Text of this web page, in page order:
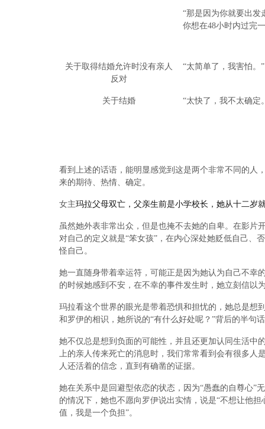
“那是因为你就要出发
你想在48小时内过完
关于取得结婚允许时没有亲人
反对
“太简单了，我害怕。”
关于结婚 “太快了，我不太确定
看到上述的话语，能明显感觉到这是两个非常不同的人
来的期待、热情、确定。
女主玛拉父母双亡，父亲生前是小学校长，她从十二岁
虽然她外表非常出众，但是也掩不去她的自卑。在影片
对自己的定义就是“笨女孩”， 在内心深处她贬低自己、
怪自己。
她一直随身带着幸运符，可能正是因为她认为自己不幸
的时候她感到不安，在不幸的事件发生时，她立刻信以
玛拉看这个世界的眼光是带着恐惧和担忧的，她总是想
和罗伊的相识，她所说的“有什么好处呢？”背后的半句
她不仅总是想到负面的可能性，并且还更加认同生活中
上的亲人传来死亡的消息时，我们常常看到会有很多人
人还活着的信念，直到有确凿的证据。
她在关系中是回避型依恋的状态，因为“愚蠢的自尊心”
的情况下，她也不愿向罗伊说出实情，说是“不想让他担
值，我是一个负担”。